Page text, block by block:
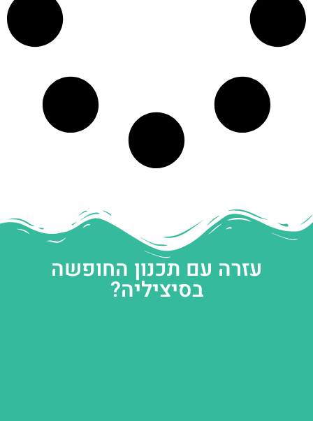
עזרה עם תכנון החופשה
בסיציליה?